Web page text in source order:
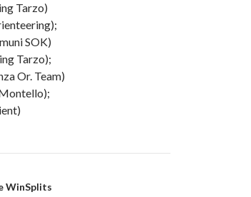
Tarzo)
SOK)
Tarzo);
Or. Team)
WinSplits